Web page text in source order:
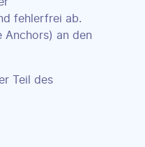
fehlerfrei ab.
Anchors) an den
Teil des